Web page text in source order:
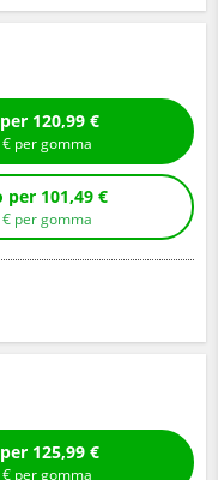
Compra con montaggio per 120,99 €
€ per gomma
Compra senza montaggio per 101,49 €
€ per gomma
Compra con montaggio per 125,99 €
€ per gomma